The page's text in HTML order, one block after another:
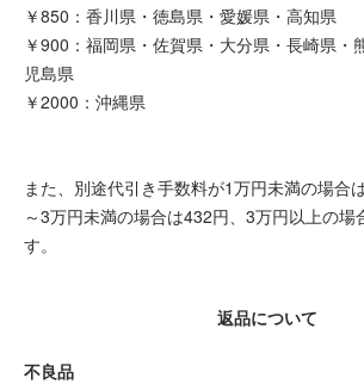
￥850：香川県・徳島県・愛媛県・高知県
￥900：福岡県・佐賀県・大分県・長崎県・
児島県
￥2000：沖縄県
また、別途代引き手数料が1万円未満の場合
～3万円未満の場合は432円、3万円以上の場
す。
返品について
不良品